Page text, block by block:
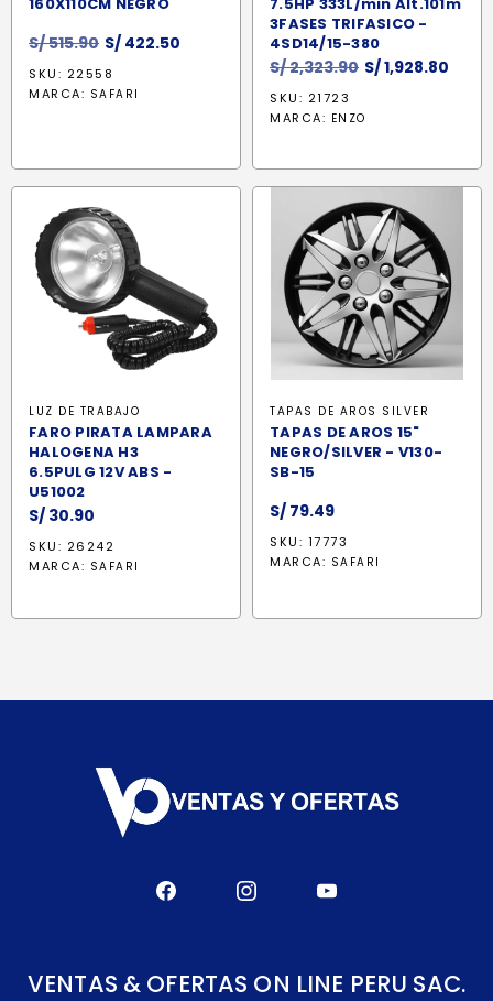
S/515.90 El
precio
original
S/ 422.50
SKU: 22558
MARCA: SAFARI
3FASES TRIFASICO -
4SD14/15-380
S/2,323.90 El
S/1,928.80
SKU: 21723
MARCA: ENZO
LUZ DE TRABAJO
FARO PIRATA LAMPARA
HALOGENA H3
6.5PULG 12V ABS -
U51002
S/ 30.90
SKU: 26242
MARCA: SAFARI
TAPAS DE AROS SILVER
TAPAS DE AROS 15"
NEGRO/SILVER - V130-
SB-15
S/ 79.49
SKU: 17773
MARCA: SAFARI
VENTAS & OFERTAS ON LINE PERU SAC.